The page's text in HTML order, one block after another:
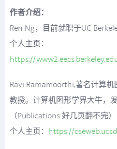
作者介绍：
Ren Ng，目前就职于UC
个人主页：
https://
Ravi Ramamoorthi,著名计算机
教授。计算机图形学界大牛，
（Publications 好几页翻不完）
个人主页： https://